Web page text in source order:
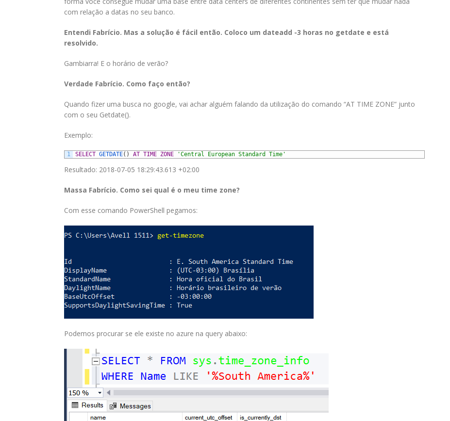
com relação a datas no seu banco.
Entendi Fabrício. Mas a solução é fácil então. Coloco um dateadd -3 horas no getdate e está
resolvido.
Gambiarra! E o horário de verão?
Verdade Fabrício. Como faço então?
Quando fizer uma busca no google, vai achar alguém falando da utilização do comando “AT TIME ZONE” junto
com o seu Getdate().
Exemplo:
1 SELECT GETDATE( ) AT TIME ZONE 'Central European Standard Time'
Resultado: 2018-07-05 18:29:43.613 +02:00
Massa Fabrício. Como sei qual é o meu time zone?
Com esse comando PowerShell pegamos:
Podemos procurar se ele existe no azure na query abaixo: